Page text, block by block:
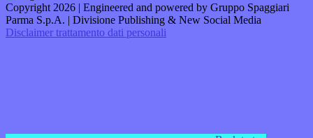
Copyright 2026 | Engineered and powered by Gruppo Spaggiari
Parma S.p.A. | Divisione Publishing & New Social Media
Disclaimer trattamento dati personali